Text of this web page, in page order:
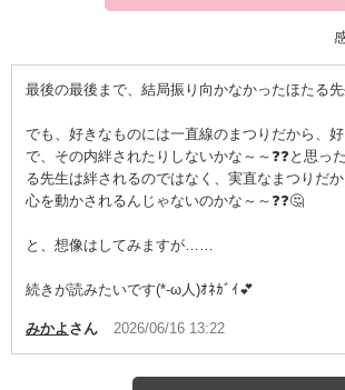
最後の最後まで、結局振り向かなかったほたる
でも、好きなものには一直線のまつりだから、
で、その内絆されたりしないかな～～❓️❓️と思っ
る先生は絆されるのではなく、実直なまつりだ
心を動かされるんじゃないのかな～～❓️❓️🤔
と、想像はしてみますが……
続きが読みたいです(*-ω人)ｵﾈｶﾞｲ💕
みかよ さん 2026/06/16 13:22